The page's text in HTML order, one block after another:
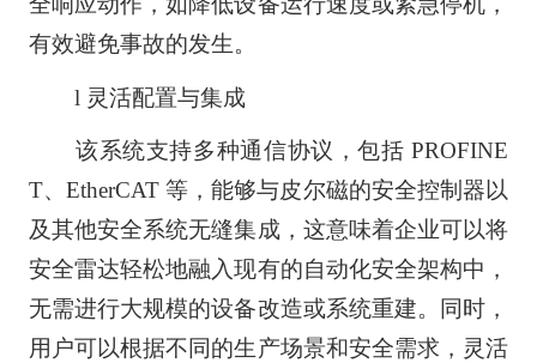
有效避免事故的发生。
l 灵活配置与集成
该系统支持多种通信协议，包括 PROFINE
T、EtherCAT 等，能够与皮尔磁的安全控制器以
及其他安全系统无缝集成，这意味着企业可以将
安全雷达轻松地融入现有的自动化安全架构中，
无需进行大规模的设备改造或系统重建。同时，
用户可以根据不同的生产场景和安全需求，灵活